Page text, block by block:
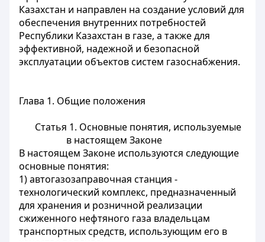
Казахстан и направлен на создание условий для
обеспечения внутренних потребностей
Республики Казахстан в газе, а также для
эффективной, надежной и безопасной
эксплуатации объектов систем газоснабжения.
Глава 1. Общие положения
Статья 1. Основные понятия, используемые
в настоящем Законе
В настоящем Законе используются следующие
основные понятия:
1) автогазозаправочная станция -
технологический комплекс, предназначенный
для хранения и розничной реализации
сжиженного нефтяного газа владельцам
транспортных средств, использующим его в